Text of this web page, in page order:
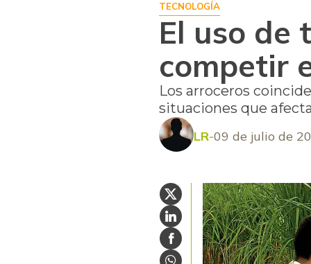
TECNOLOGÍA
El uso de
competir
Los arroceros
situaciones que
LR 09 de julio de